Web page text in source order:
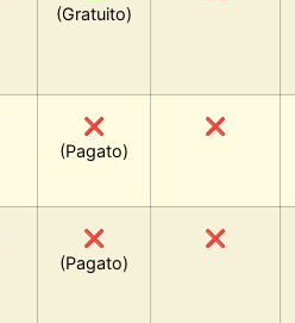
(Gratuito)
❌
(Pagato)
❌
❌
(Pagato)
❌